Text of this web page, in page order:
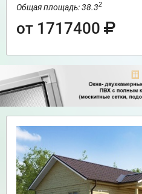
Общая площадь: 38.32
от 1717400